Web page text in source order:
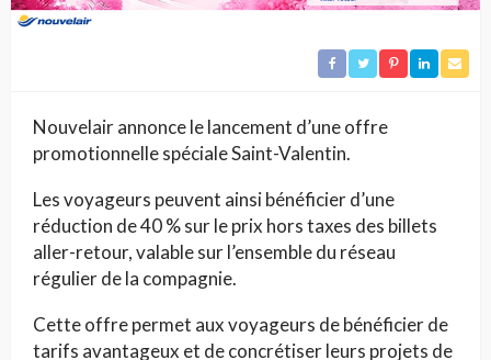
Nouvelair annonce le lancement d’une offre
promotionnelle spéciale Saint-Valentin.
Les voyageurs peuvent ainsi bénéficier d’une
réduction de 40 % sur le prix hors taxes des billets
aller-retour, valable sur l’ensemble du réseau
régulier de la compagnie.
Cette offre permet aux voyageurs de bénéficier de
tarifs avantageux et de concrétiser leurs projets de